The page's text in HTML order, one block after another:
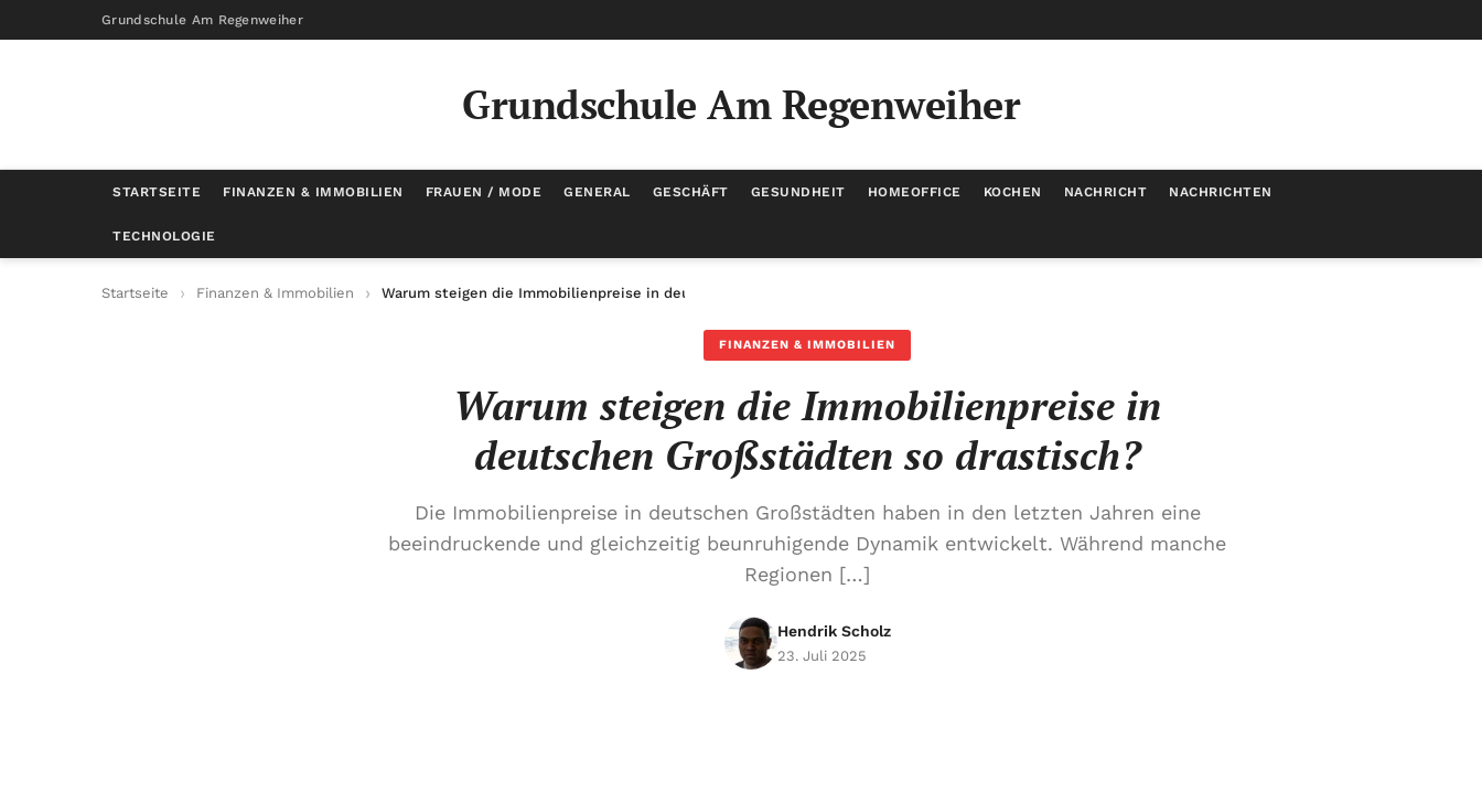
Grundschule Am Regenweiher
Grundschule Am Regenweiher
STARTSEITE FINANZEN & IMMOBILIEN FRAUEN / MODE GENERAL GESCHÄFT GESUNDHEIT HOMEOFFICE KOCHEN NACHRICHT NACHRICHTEN
TECHNOLOGIE
Startseite Finanzen & Immobilien Warum steigen die Immobilienpreise in deutschen Großstädten so drastisch?
FINANZEN & IMMOBILIEN
Warum steigen die Immobilienpreise in
deutschen Großstädten so drastisch?
Die Immobilienpreise in deutschen Großstädten haben in den letzten Jahren eine
beeindruckende und gleichzeitig beunruhigende Dynamik entwickelt. Während manche
Regionen […]
Hendrik Scholz
23. Juli 2025